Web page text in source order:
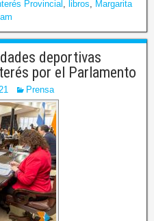
Provincial libros
Margarita
deportivas
por el Parlamento
Prensa